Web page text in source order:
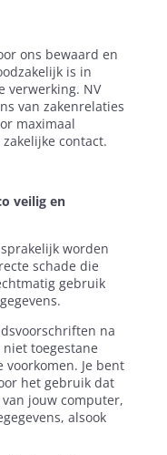
ons bewaard en
is in
verwerking. NV
van zakenrelaties
maximaal
contact.
veilig en
worden
schade die
gebruik
na
toegestane
Je bent
het gebruik dat
jouw computer,
alsook